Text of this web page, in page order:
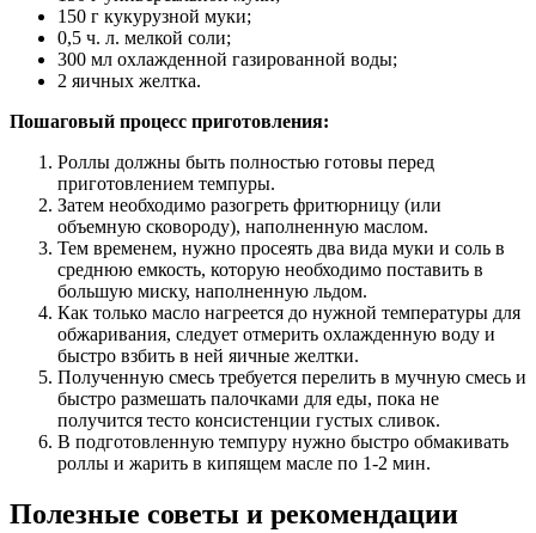
150 г кукурузной муки;
0,5 ч. л. мелкой соли;
300 мл охлажденной газированной воды;
2 яичных желтка.
Пошаговый процесс приготовления:
Роллы должны быть полностью готовы перед
приготовлением темпуры.
Затем необходимо разогреть фритюрницу (или
объемную сковороду), наполненную маслом.
Тем временем, нужно просеять два вида муки и соль в
среднюю емкость, которую необходимо поставить в
большую миску, наполненную льдом.
Как только масло нагреется до нужной температуры для
обжаривания, следует отмерить охлажденную воду и
быстро взбить в ней яичные желтки.
Полученную смесь требуется перелить в мучную смесь и
быстро размешать палочками для еды, пока не
получится тесто консистенции густых сливок.
В подготовленную темпуру нужно быстро обмакивать
роллы и жарить в кипящем масле по 1-2 мин.
Полезные советы и рекомендации